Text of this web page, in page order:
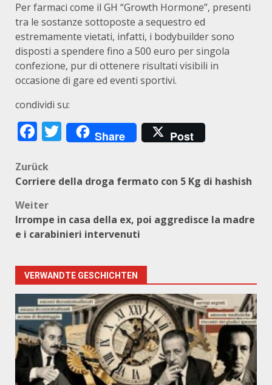
Per farmaci come il GH “Growth Hormone”, presenti
tra le sostanze sottoposte a sequestro ed
estremamente vietati, infatti, i bodybuilder sono
disposti a spendere fino a 500 euro per singola
confezione, pur di ottenere risultati visibili in
occasione di gare ed eventi sportivi.
condividi su:
Facebook
Twitter
Share Post
Beitragsnavigation
Zurück
Corriere della droga fermato con 5 Kg di hashish
Weiter
Irrompe in casa della ex, poi aggredisce la madre
e i carabinieri intervenuti
VERWANDTE GESCHICHTEN